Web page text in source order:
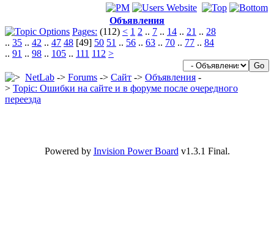
Объявления
Pages: (112) < 1 2 .. 7 .. 14 .. 21 .. 28
.. 35 .. 42 .. 47 48 [49] 50 51 .. 56 .. 63 .. 70 .. 77 .. 84
.. 91 .. 98 .. 105 .. 111 112 >
NetLab -> Forums -> Сайт -> Объявления -
> Topic: Ошибки на сайте и в форуме после очередного
переезда
Powered by Invision Power Board v1.3.1 Final.